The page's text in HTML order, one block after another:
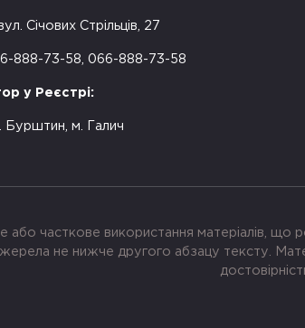
Січових Стрільців, 27
888-73-58, 066-888-73-58
у Реєстрі:
Бурштин, м. Галич
або часткове використання матеріалів, що
не нижче другого абзацу тексту.